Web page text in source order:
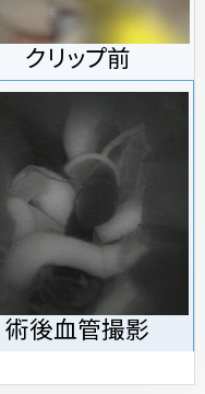
クリップ前
術後血管撮影